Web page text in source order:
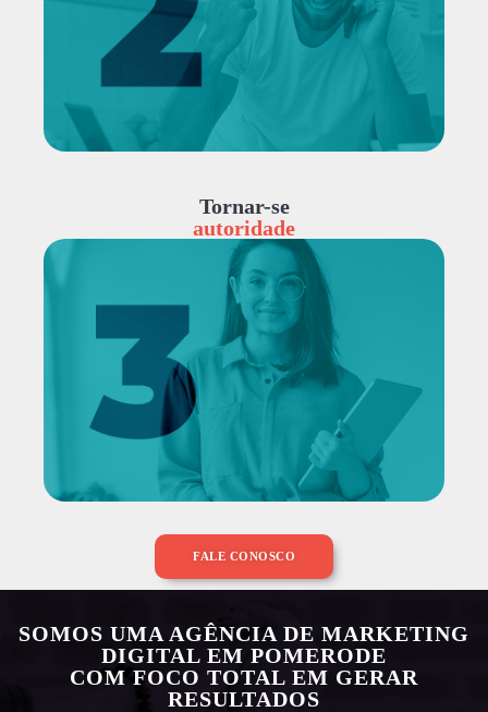
Tornar-se
autoridade
FALE CONOSCO
SOMOS UMA AGÊNCIA DE MARKETING
DIGITAL EM POMERODE
COM FOCO TOTAL EM GERAR
RESULTADOS